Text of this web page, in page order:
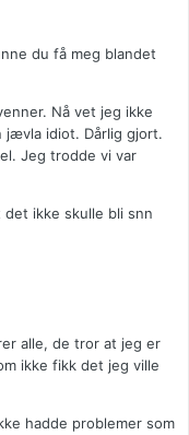
du få meg blandet
Nå vet jeg ikke
jævla idiot. Dårlig gjort.
Jeg trodde vi var
ikke skulle bli snn
alle, de tror at jeg er
ikke fikk det jeg ville
hadde problemer som